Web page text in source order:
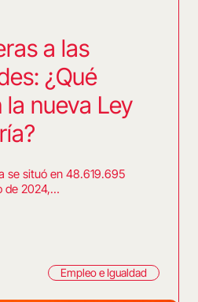
a las
¿Qué
nueva Ley
se situó en 48.619.695
de 2024,…
Empleo e Igualdad